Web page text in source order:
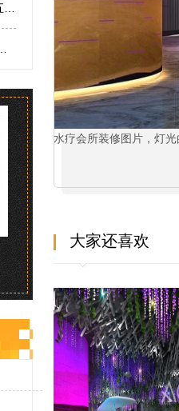
水疗会所装修图片，灯
大家还喜欢